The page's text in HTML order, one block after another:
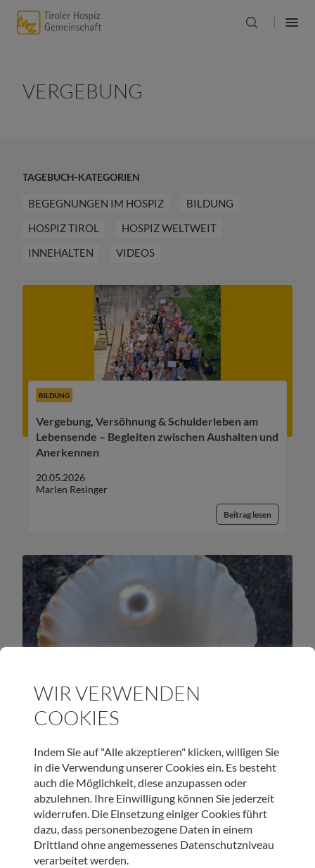
VERGEBUNG
TAGEBUCH-KATEGORIEN
BEGEGNUNGEN IM HOSPIZ
BILDUNG
HOSPIZ TIROL
HOSPIZ WELTWEIT
INNEHALTEN
VIDEOS
BILDUNG
Vergebung, Versöhnung & Schulderleben am
Lebensende – Begleiten zwischen Aushalten und
Anerkennen
20.05.2026
Marlen Resinger
Beitrag lesen
Vergebend leben – wenn aus Wunden Perlen
werden
09.04.2019
Christian Sint
Beitrag lesen
WIR VERWENDEN
COOKIES
Indem Sie auf "Alle akzeptieren" klicken, willigen Sie
in die Verwendung unserer Cookies ein. Es besteht
auch die Möglichkeit, diese anzupassen oder
abzulehnen. Ihre Einwilligung können Sie jederzeit
widerrufen. Die Einsetzung einiger Cookies führt
dazu, dass personenbezogene Daten in einem
Drittland ohne angemessenes Datenschutzniveau
verarbeitet werden.